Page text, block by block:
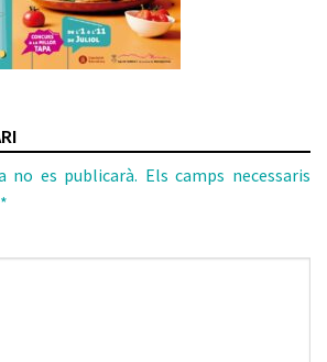
no es publicarà. Els camps necessaris
*